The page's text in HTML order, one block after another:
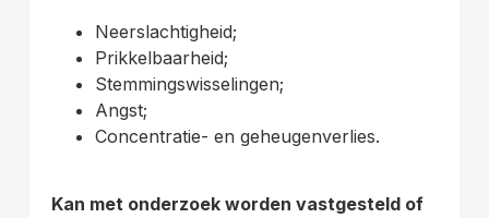
Neerslachtigheid;
Prikkelbaarheid;
Stemmingswisselingen;
Angst;
Concentratie- en geheugenverlies.
Kan met onderzoek worden vastgesteld of